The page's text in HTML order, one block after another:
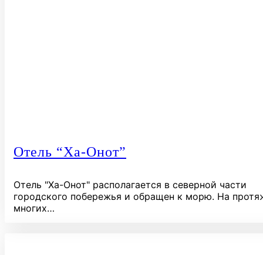
Отель “Ха-Онот”
Отель "Ха-Онот" располагается в северной части
городского побережья и обращен к морю. На
многих…